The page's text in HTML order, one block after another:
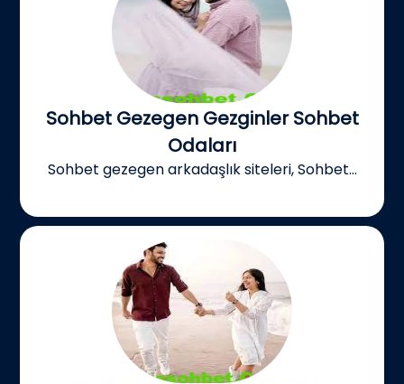
Sohbet Gezegen Gezginler Sohbet
Odaları
Sohbet gezegen arkadaşlık siteleri, Sohbet...